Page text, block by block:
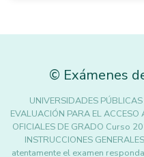
© Exámenes
UNIVERSIDADES
EVALUACIÓN PARA EL
OFICIALES DE GRADO Curso
INSTRUCCIONES
atentamente el examen